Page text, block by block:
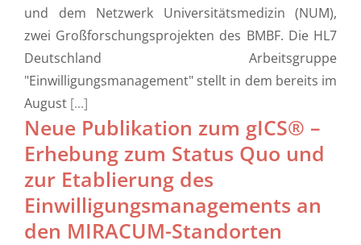
und dem Netzwerk Universitätsmedizin (NUM),
zwei Großforschungsprojekten des BMBF. Die HL7
Deutschland Arbeitsgruppe
"Einwilligungsmanagement" stellt in dem bereits im
August [...]
Neue Publikation zum gICS® –
Erhebung zum Status Quo und
zur Etablierung des
Einwilligungsmanagements an
den MIRACUM-Standorten